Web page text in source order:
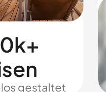
gestaltet